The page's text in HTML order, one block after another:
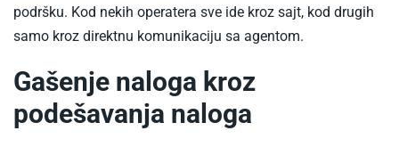
podršku. Kod nekih operatera sve ide kroz sajt, kod drugih
samo kroz direktnu komunikaciju sa agentom.
Gašenje naloga kroz
podešavanja naloga